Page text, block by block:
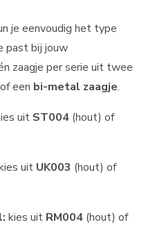
je eenvoudig het type
past bij jouw
zaagje per serie uit twee
of een bi-metal zaagje.
uit ST004 (hout) of
uit UK003 (hout) of
kies uit RM004 (hout) of